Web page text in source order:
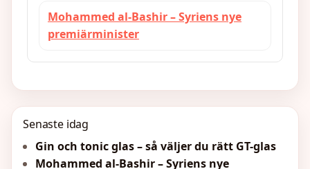
Mohammed al-Bashir – Syriens nye
premiärminister
Senaste idag
Gin och tonic glas – så väljer du rätt GT-glas
Mohammed al-Bashir – Syriens nye